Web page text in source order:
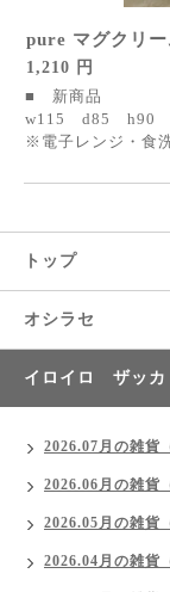
pure マグクリー
1,210 円
■ 新商品
w115 d85 h90
※電子レンジ・食
トップ
オシラセ
イロイロ ザッカ
2026.07月の雑貨
2026.06月の雑貨
2026.05月の雑貨
2026.04月の雑貨